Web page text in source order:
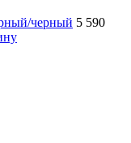
черный 5 590